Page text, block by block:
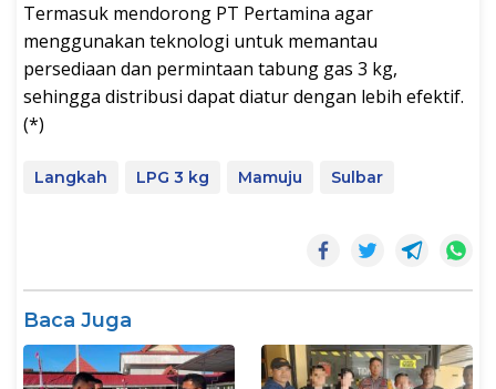
Termasuk mendorong PT Pertamina agar
menggunakan teknologi untuk memantau
persediaan dan permintaan tabung gas 3 kg,
sehingga distribusi dapat diatur dengan lebih efektif.
(*)
Langkah LPG 3 kg Mamuju Sulbar
Baca Juga